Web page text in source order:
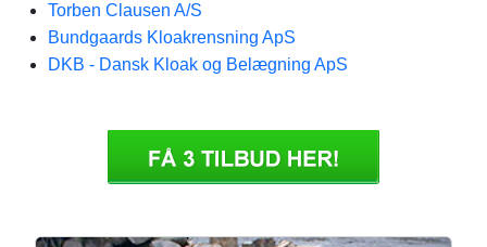
Torben Clausen A/S
Bundgaards Kloakrensning ApS
DKB - Dansk Kloak og Belægning ApS